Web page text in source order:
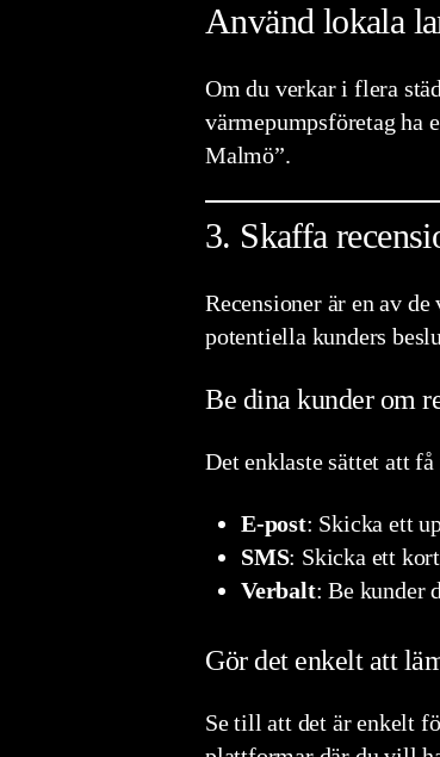
Använd lokala
Om du verkar i flera
värmepumpsföretag ha
Malmö”.
3. Skaffa
Recensioner är en av
potentiella kunders
Be dina kunder om
Det enklaste sättet att
E-post: Skicka ett
SMS: Skicka ett
Verbalt: Be kunder
Gör det enkelt att
Se till att det är enkelt